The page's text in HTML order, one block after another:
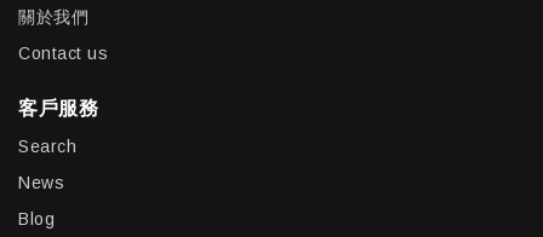
關於我們
Contact us
客戶服務
Search
News
Blog